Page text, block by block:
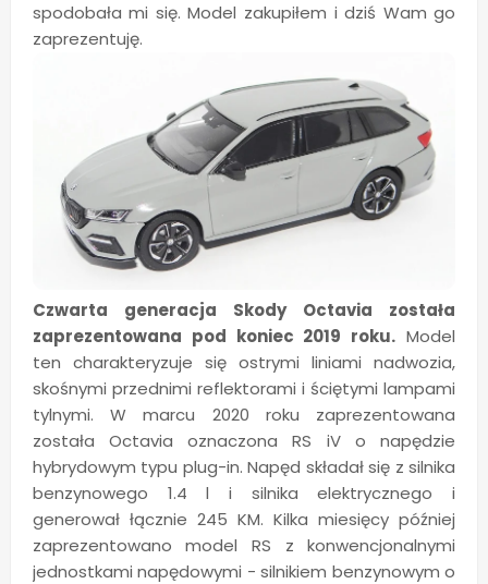
spodobała mi się. Model zakupiłem i dziś Wam go
zaprezentuję.
Czwarta generacja Skody Octavia została
zaprezentowana pod koniec 2019 roku. Model
ten charakteryzuje się ostrymi liniami nadwozia,
skośnymi przednimi reflektorami i ściętymi lampami
tylnymi. W marcu 2020 roku zaprezentowana
została Octavia oznaczona RS iV o napędzie
hybrydowym typu plug-in. Napęd składał się z silnika
benzynowego 1.4 l i silnika elektrycznego i
generował łącznie 245 KM. Kilka miesięcy później
zaprezentowano model RS z konwencjonalnymi
jednostkami napędowymi - silnikiem benzynowym o